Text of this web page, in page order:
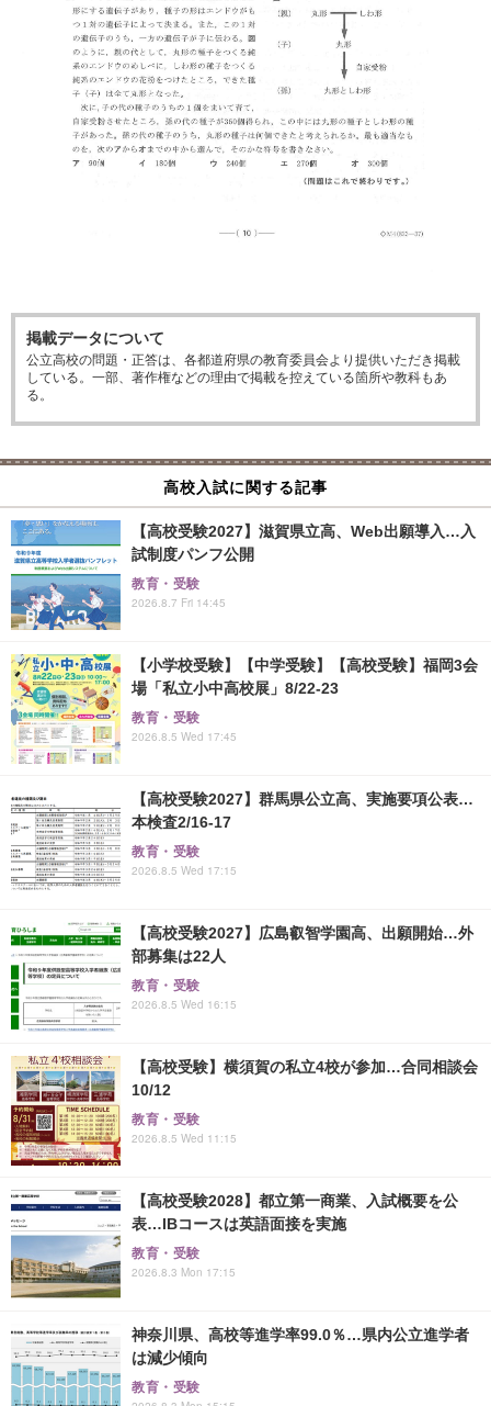
掲載データについて
公立高校の問題・正答は、各都道府県の教育委員会より提供いただき掲載
している。一部、著作権などの理由で掲載を控えている箇所や教科もあ
る。
高校入試に関する記事
【高校受験2027】滋賀県立高、Web出願導入…入
試制度パンフ公開
教育・受験
2026.8.7 Fri 14:45
【小学校受験】【中学受験】【高校受験】福岡3会
場「私立小中高校展」8/22-23
教育・受験
2026.8.5 Wed 17:45
【高校受験2027】群馬県公立高、実施要項公表…
本検査2/16-17
教育・受験
2026.8.5 Wed 17:15
【高校受験2027】広島叡智学園高、出願開始…外
部募集は22人
教育・受験
2026.8.5 Wed 16:15
【高校受験】横須賀の私立4校が参加…合同相談会
10/12
教育・受験
2026.8.5 Wed 11:15
【高校受験2028】都立第一商業、入試概要を公
表…IBコースは英語面接を実施
教育・受験
2026.8.3 Mon 17:15
神奈川県、高校等進学率99.0％…県内公立進学者
は減少傾向
教育・受験